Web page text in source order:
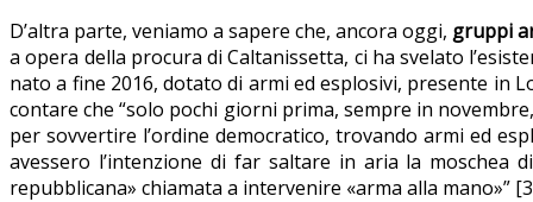
D’altra parte, veniamo a sapere che, ancora oggi, gruppi
a opera della procura di Caltanissetta, ci ha svelato
nato a fine 2016, dotato di armi ed esplosivi, presente in
contare che “solo pochi giorni prima, sempre in
per sovvertire l’ordine democratico, trovando armi ed
avessero l’intenzione di far saltare in aria la moschea
repubblicana» chiamata a intervenire «arma alla mano»”